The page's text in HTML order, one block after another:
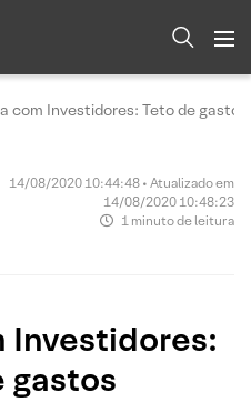
com Investidores: Teto de gastos
14/08/2020 10:44:48 • Atualizado em
14/08/2020 10:48:23
1 minuto de leitura
Investidores:
gastos